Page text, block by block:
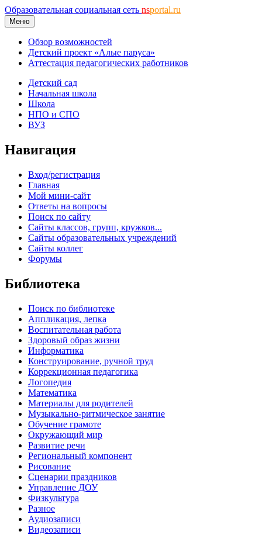
Образовательная социальная сеть nsportal.ru
Меню
Обзор возможностей
Детский проект «Алые паруса»
Аттестация педагогических работников
Детский сад
Начальная школа
Школа
НПО и СПО
ВУЗ
Навигация
Вход/регистрация
Главная
Мой мини-сайт
Ответы на вопросы
Поиск по сайту
Сайты классов, групп, кружков...
Сайты образовательных учреждений
Сайты коллег
Форумы
Библиотека
Поиск по библиотеке
Аппликация, лепка
Воспитательная работа
Здоровый образ жизни
Информатика
Конструирование, ручной труд
Коррекционная педагогика
Логопедия
Математика
Материалы для родителей
Музыкально-ритмическое занятие
Обучение грамоте
Окружающий мир
Развитие речи
Региональный компонент
Рисование
Сценарии праздников
Управление ДОУ
Физкультура
Разное
Аудиозаписи
Видеозаписи